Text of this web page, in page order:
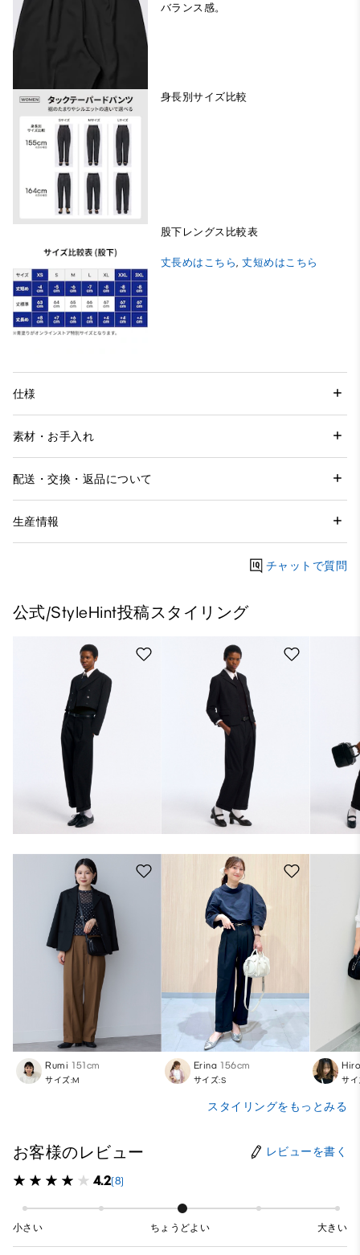
バランス感。
身長別サイズ比較
股下レングス比較表
丈長めはこちら,丈短めはこちら
仕様
素材・お手入れ
配送・交換・返品について
生産情報
チャットで質問
公式/StyleHint投稿スタイリング
Rumi 151cm
サイズ:M
Erina 156cm
サイズ:S サ
スタイリングをもっとみる
お客様のレビュー レビューを書く
4.2(8)
小さい ちょうどよい 大きい